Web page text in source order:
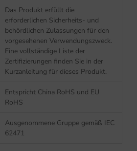
Das Produkt erfüllt die
erforderlichen Sicherheits- und
behördlichen Zulassungen für den
vorgesehenen Verwendungszweck.
Eine vollständige Liste der
Zertifizierungen finden Sie in der
Kurzanleitung für dieses Produkt.
Entspricht China RoHS und EU
RoHS
Ausgenommene Gruppe gemäß IEC
62471